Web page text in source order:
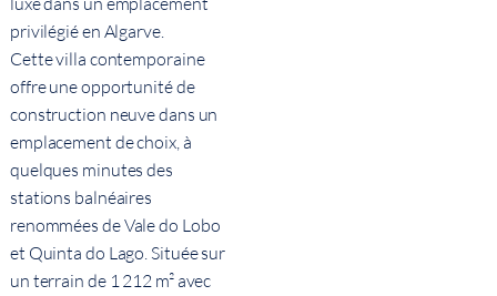
privilégié en Algarve.
Cette villa contemporaine
offre une opportunité de
construction neuve dans un
emplacement de choix, à
quelques minutes des
stations balnéaires
renommées de Vale do Lobo
et Quinta do Lago. Située sur
un terrain de 1 212 m² avec